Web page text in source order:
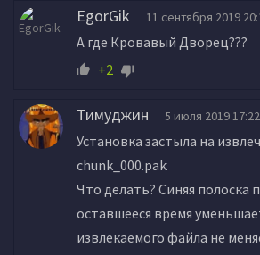
EgorGik 11 сентября 2019
А где Кровавый Дворец???
+2
Тимуджин 5 июля 2019 17:22
Установка застыла на
chunk_000.pak
Что делать? Синяя полоска
оставшееся время
извлекаемого файла не